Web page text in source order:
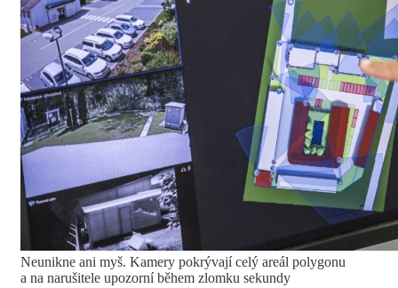
Neunikne ani myš. Kamery pokrývají celý areál polygonu
a na narušitele upozorní během zlomku sekundy